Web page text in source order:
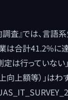
査』では、言語
は合計41.2%に
は行っていない
向上額等）」はわ